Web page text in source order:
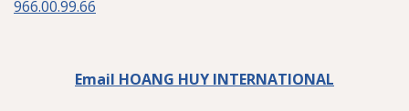
966.00.99.66
Email HOANG HUY INTERNATIONAL